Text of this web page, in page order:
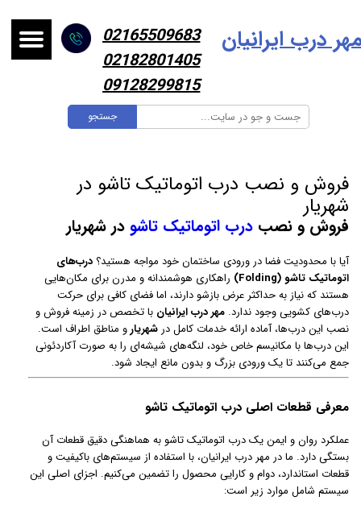
جستجو
درب ایرانیان
02165509683
02182801405
09128299815
فروش و نصب درب اتوماتیک تاشو در
شهریار
فروش و نصب درب اتوماتیک تاشو در شهریار
آیا با محدودیت فضا در ورودی ساختمان خود مواجه هستید؟درب‌های
اتوماتیک تاشو (Folding)
راهکاری هوشمندانه و مدرن برای مکان‌هایی
هستند که نیاز به حداکثر عرض بازشو دارند، اما فضای کافی برای حرکت
درب‌های کشویی وجود ندارد. مهر درب ایرانیان با تخصص در زمینه فروش و
نصب این درب‌ها، آماده ارائه خدمات کامل درشهریارو مناطق اطراف است.
این درب‌ها با مکانیسم خاص خود، لنگه‌های شیشه‌ای را به صورت آکاردئونی
جمع می‌کنند تا یک ورودی بزرگ و بدون مانع ایجاد شود.
معرفی قطعات اصلی درب اتوماتیک تاشو
عملکرد روان و ایمن یک درب اتوماتیک تاشو به هماهنگی دقیق قطعات آن
بستگی دارد. ما در مهر درب ایرانیان، با استفاده از سیستم‌های باکیفیت و
قطعات استاندارد، دوام و کارایی محصول را تضمین می‌کنیم. اجزای اصلی این
سیستم شامل موارد زیر است: